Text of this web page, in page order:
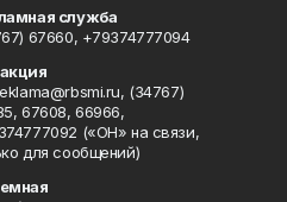
служба
67660, +79374777094
(34767)
67608, 66966,
(«ОН» на связи,
для сообщений)